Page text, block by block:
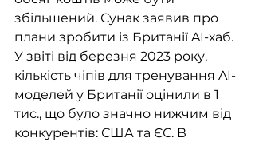
збільшений. Сунак заявив про
плани зробити із Британії AI-хаб.
У звіті від березня 2023 року,
кількість чіпів для тренування AI-
моделей у Британії оцінили в 1
тис., що було значно нижчим від
конкурентів: США та ЄС. В